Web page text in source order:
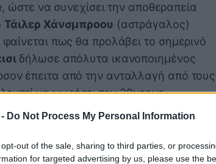
Do Not Process My Personal Information
out of the sale, sharing to third parties, or
for targeted advertising by us, please use the
ώστε να συνεχίσει την αποθεραπεία
Τάιλερ Χάνσμπροου (αστράγαλος)
πως θα προλάβει το σημερινό
δήλωσε απόλυτα ικανοποιημένος
έπειτα από την ανταλλαγή από τους
να χωρέσει τον 28χρονο
τεθεί στη διάθεσή του. Τέλος, ο
μέικερ υπολογίζεται από τον κόουτς